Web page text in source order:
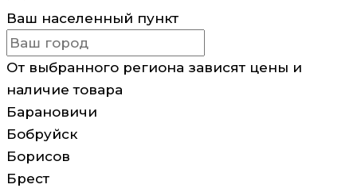
Ваш населенный пункт
От выбранного региона зависят цены и
наличие товара
Барановичи
Бобруйск
Борисов
Брест